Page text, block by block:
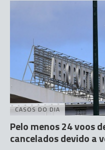
CASOS DO DIA
Pelo menos 24 voos
cancelados devido a